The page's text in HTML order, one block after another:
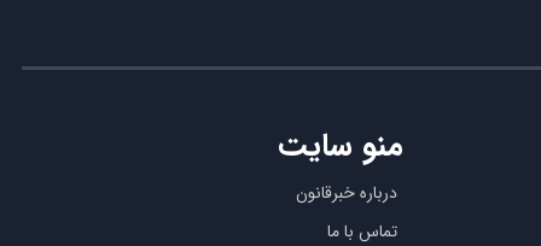
درباره خبرقانون
تماس با ما
منو سایت